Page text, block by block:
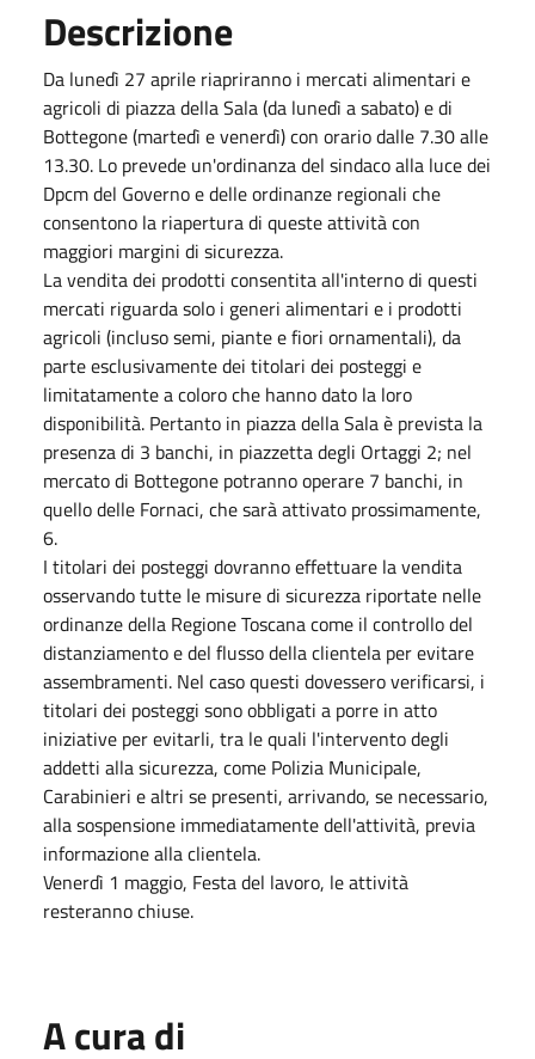
Descrizione
Da lunedì 27 aprile riapriranno i mercati alimentari e
agricoli di piazza della Sala (da lunedì a sabato) e di
Bottegone (martedì e venerdì) con orario dalle 7.30 alle
13.30. Lo prevede un'ordinanza del sindaco alla luce dei
Dpcm del Governo e delle ordinanze regionali che
consentono la riapertura di queste attività con
maggiori margini di sicurezza.
La vendita dei prodotti consentita all'interno di questi
mercati riguarda solo i generi alimentari e i prodotti
agricoli (incluso semi, piante e fiori ornamentali), da
parte esclusivamente dei titolari dei posteggi e
limitatamente a coloro che hanno dato la loro
disponibilità. Pertanto in piazza della Sala è prevista la
presenza di 3 banchi, in piazzetta degli Ortaggi 2; nel
mercato di Bottegone potranno operare 7 banchi, in
quello delle Fornaci, che sarà attivato prossimamente,
6.
I titolari dei posteggi dovranno effettuare la vendita
osservando tutte le misure di sicurezza riportate nelle
ordinanze della Regione Toscana come il controllo del
distanziamento e del flusso della clientela per evitare
assembramenti. Nel caso questi dovessero verificarsi, i
titolari dei posteggi sono obbligati a porre in atto
iniziative per evitarli, tra le quali l'intervento degli
addetti alla sicurezza, come Polizia Municipale,
Carabinieri e altri se presenti, arrivando, se necessario,
alla sospensione immediatamente dell'attività, previa
informazione alla clientela.
Venerdì 1 maggio, Festa del lavoro, le attività
resteranno chiuse.
A cura di